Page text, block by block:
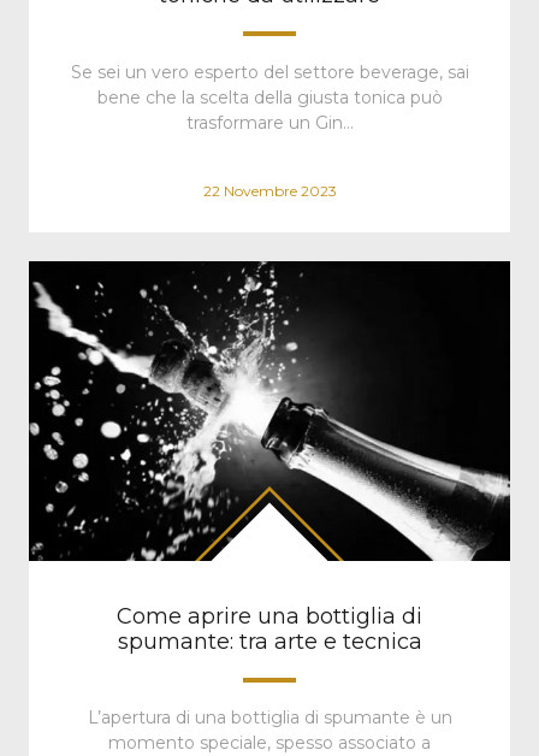
Se sei un vero esperto del settore beverage, sai
bene che la scelta della giusta tonica può
trasformare un Gin…
22 Novembre 2023
Come aprire una bottiglia di
spumante: tra arte e tecnica
L’apertura di una bottiglia di spumante è un
momento speciale, spesso associato a